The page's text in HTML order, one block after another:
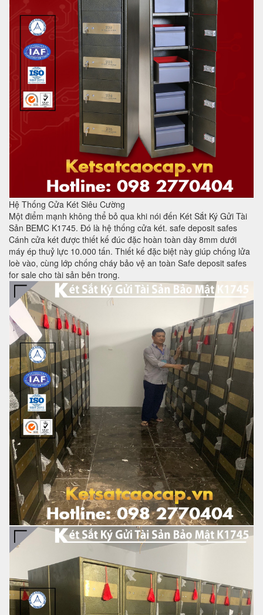
Hệ Thống Cửa Két Siêu Cường
Một điểm mạnh không thể bỏ qua khi nói đến Két Sắt Ký Gửi Tài
Sản BEMC K1745. Đó là hệ thống cửa két. safe deposit safes
Cánh cửa két được thiết kế đúc đặc hoàn toàn dày 8mm dưới
máy ép thuỷ lực 10.000 tấn. Thiết kế đặc biệt này giúp chống lửa
loè vào, cùng lớp chống cháy bảo vệ an toàn Safe deposit safes
for sale cho tài sản bên trong.